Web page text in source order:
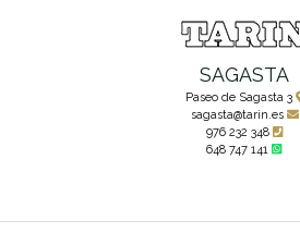
SAGASTA
Paseo de Sagasta 3
sagasta@tarin.es
976 232 348
648 747 141